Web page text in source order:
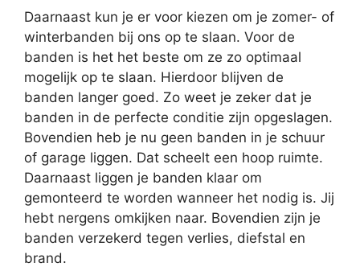
Daarnaast kun je er voor kiezen om je zomer- of
winterbanden bij ons op te slaan. Voor de
banden is het het beste om ze zo optimaal
mogelijk op te slaan. Hierdoor blijven de
banden langer goed. Zo weet je zeker dat je
banden in de perfecte conditie zijn opgeslagen.
Bovendien heb je nu geen banden in je schuur
of garage liggen. Dat scheelt een hoop ruimte.
Daarnaast liggen je banden klaar om
gemonteerd te worden wanneer het nodig is. Jij
hebt nergens omkijken naar. Bovendien zijn je
banden verzekerd tegen verlies, diefstal en
brand.